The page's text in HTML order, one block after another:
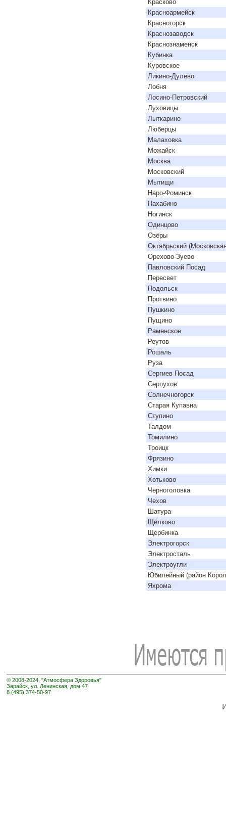
Красково
Красноармейск
Красногорск
Краснозаводск
Краснознаменск
Кубинка
Куровское
Ликино-Дулёво
Лобня
Лосино-Петровский
Луховицы
Лыткарино
Люберцы
Малаховка
Можайск
Москва
Московский
Мытищи
Наро-Фоминск
Нахабино
Ногинск
Одинцово
Озёры
Октябрьский
Орехово-Зуево
Павловский Посад
Пересвет
Подольск
Протвино
Пушкино
Пущино
Раменское
Реутов
Рошаль
Руза
Сергиев Посад
Серпухов
Солнечногорск
Старая Купавна
Ступино
Талдом
Томилино
Троицк
Фрязино
Химки
Хотьково
Черноголовка
Чехов
Шатура
Щёлково
Щербинка
Электрогорск
Электросталь
Электроугли
Юбилейный (район
Яхрома
© 2008-2024, "Атмосфера Здоровья"
Зарайск, ул. Ленинская, дом 47
8 (495) 374-50-97